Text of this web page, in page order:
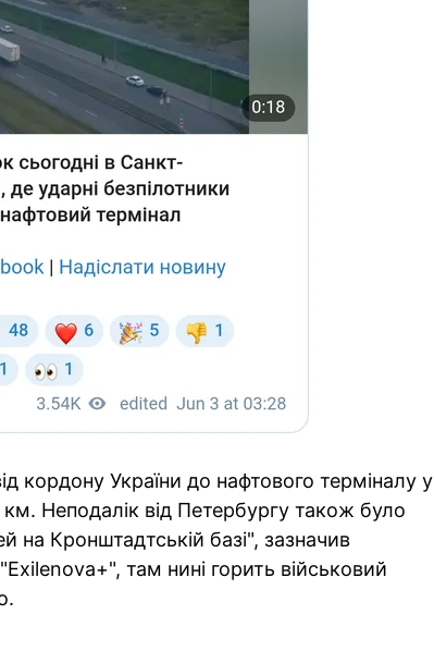
кордону України до нафтового терміналу у
Неподалік від Петербургу також було
на Кронштадтській базі", зазначив
там нині горить військовий